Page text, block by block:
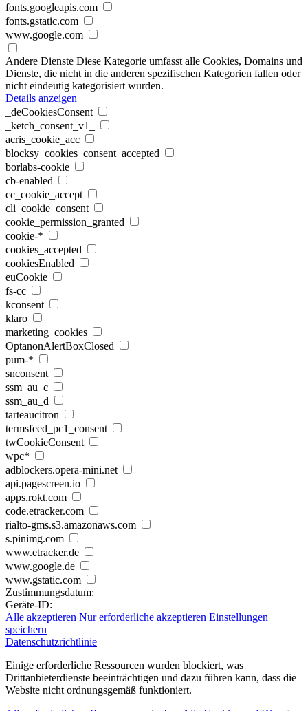
fonts.googleapis.com
fonts.gstatic.com
www.google.com
Andere Dienste Diese Kategorie umfasst alle Cookies, Domains und
Dienste, die nicht in die anderen spezifischen Kategorien fallen oder
nicht eindeutig kategorisiert wurden.
Details anzeigen
_deCookiesConsent
_ketch_consent_v1_
acris_cookie_acc
blocksy_cookies_consent_accepted
borlabs-cookie
cb-enabled
cc_cookie_accept
cli_cookie_consent
cookie_permission_granted
cookie-*
cookies_accepted
cookiesEnabled
euCookie
fs-cc
kconsent
klaro
marketing_cookies
OptanonAlertBoxClosed
pum-*
snconsent
ssm_au_c
ssm_au_d
tarteaucitron
termsfeed_pc1_consent
twCookieConsent
wpc*
adblockers.opera-mini.net
api.pagescreen.io
apps.rokt.com
code.etracker.com
rialto-gms.s3.amazonaws.com
s.pinimg.com
www.etracker.de
www.google.de
www.gstatic.com
Zustimmungsdatum:
Geräte-ID:
Alle akzeptieren Nur erforderliche akzeptieren Einstellungen
speichern
Datenschutzrichtlinie
Einige erforderliche Ressourcen wurden blockiert, was
Drittanbieterdienste beeinträchtigen und dazu führen kann, dass die
Website nicht ordnungsgemäß funktioniert.